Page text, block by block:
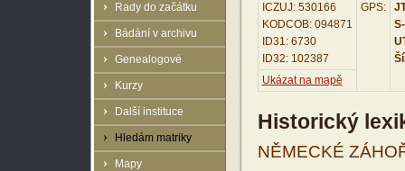
Rady do začátku
Bádání v archivu
Genealogové
Kurzy
Další instituce
Hledám matriky
Mapy
ICZUJ: 530166
KODCOB: 094871
ID31: 6730
ID32: 102387
GPS:
Ukázat na mapě
Historický
NĚMECKÉ